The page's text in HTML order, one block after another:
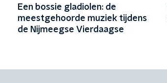
Een bossie gladiolen: de
meestgehoorde muziek tijdens
de Nijmeegse Vierdaagse